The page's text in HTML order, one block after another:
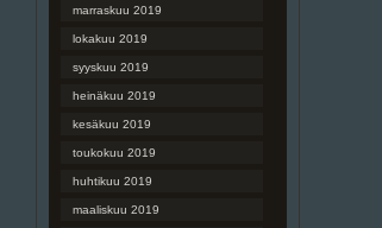
marraskuu 2019
lokakuu 2019
syyskuu 2019
heinäkuu 2019
kesäkuu 2019
toukokuu 2019
huhtikuu 2019
maaliskuu 2019